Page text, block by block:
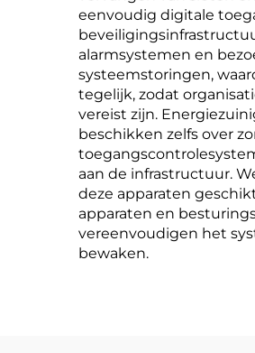
eenvoudig digitale
alarmsystemen en
systeemstoringen,
tegelijk, zodat
vereist zijn.
beschikken zelfs over
aan de infrastructuur.
deze apparaten
apparaten en
vereenvoudigen het
bewaken.